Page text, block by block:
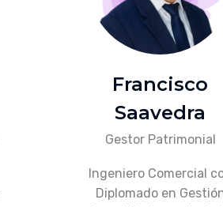
Francisco
Saavedra
Gestor Patrimonial
Ingeniero Comercial
Diplomado en